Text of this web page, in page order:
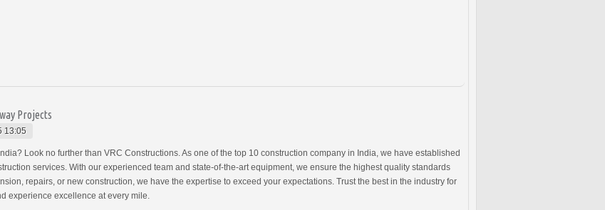
Projects
13:05
Look no further than VRC Constructions. As one of the top 10 construction company in India, we have established
services. With our experienced team and state-of-the-art equipment, we ensure the highest quality standards
repairs, or new construction, we have the expertise to exceed your expectations. Trust the best in the industry for
experience excellence at every mile.